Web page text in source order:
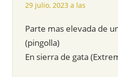
29 julio, 2023 a las
Parte mas elevada de
(pingolla)
En sierra de gata